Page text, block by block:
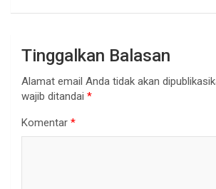
Tinggalkan Balasan
Alamat email Anda tidak akan
wajib ditandai *
Komentar *